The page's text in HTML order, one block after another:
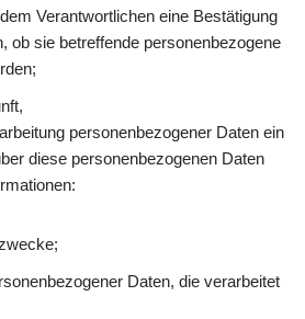
Verantwortlichen eine Bestätigung
ob sie betreffende personenbezogene
personenbezogener Daten ein
diese personenbezogenen Daten
Daten, die verarbeitet